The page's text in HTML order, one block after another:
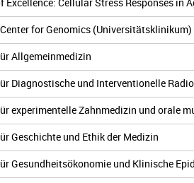
for Genomics (Universitätsklinikum)
Allgemeinmedizin
Diagnostische und Interventionelle
experimentelle Zahnmedizin und orale
Geschichte und Ethik der Medizin
Gesundheitsökonomie und Klinische